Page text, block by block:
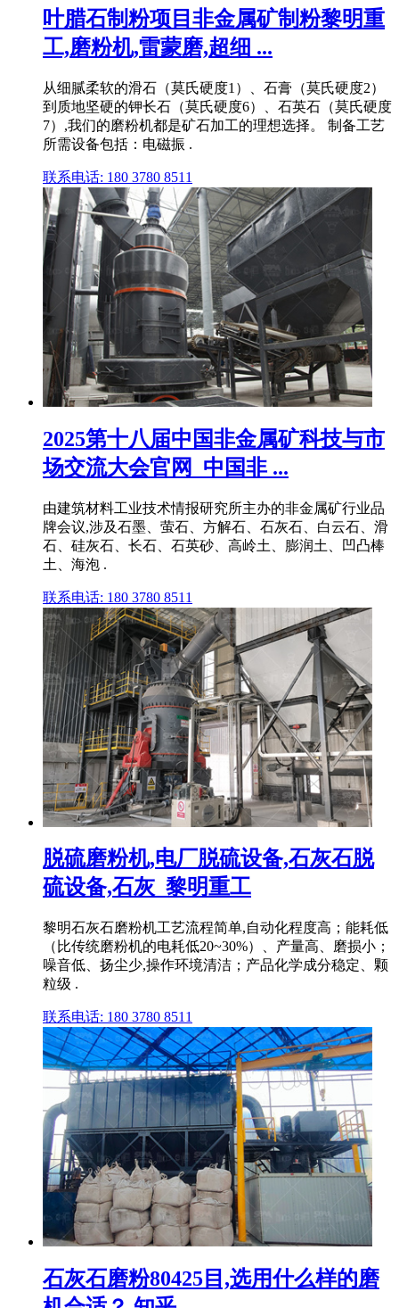
叶腊石制粉项目非金属矿制粉黎明重
工,磨粉机,雷蒙磨,超细 ...
从细腻柔软的滑石（莫氏硬度1）、石膏（莫氏硬度2）
到质地坚硬的钾长石（莫氏硬度6）、石英石（莫氏硬度
7）,我们的磨粉机都是矿石加工的理想选择。 制备工艺
所需设备包括：电磁振 .
联系电话: 180 3780 8511
2025第十八届中国非金属矿科技与市
场交流大会官网_中国非 ...
由建筑材料工业技术情报研究所主办的非金属矿行业品
牌会议,涉及石墨、萤石、方解石、石灰石、白云石、滑
石、硅灰石、长石、石英砂、高岭土、膨润土、凹凸棒
土、海泡 .
联系电话: 180 3780 8511
脱硫磨粉机,电厂脱硫设备,石灰石脱
硫设备,石灰_黎明重工
黎明石灰石磨粉机工艺流程简单,自动化程度高；能耗低
（比传统磨粉机的电耗低20~30%）、产量高、磨损小；
噪音低、扬尘少,操作环境清洁；产品化学成分稳定、颗
粒级 .
联系电话: 180 3780 8511
石灰石磨粉80425目,选用什么样的磨